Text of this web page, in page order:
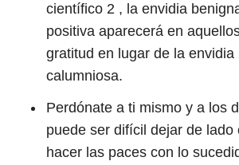
científico 2 , la envidia
positiva aparecerá en
gratitud en lugar de la envidia
calumniosa.
Perdónate a ti mismo y a los
puede ser difícil dejar de lado
hacer las paces con lo